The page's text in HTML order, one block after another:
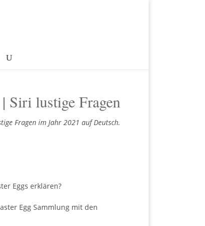
Siri lustige Fragen
Fragen im Jahr 2021 auf Deutsch.
Eggs erklären?
Egg Sammlung mit den